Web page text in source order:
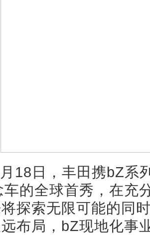
18日，丰田携bZ系
车的全球首秀，在充
探索无限可能的同
布局，bZ现地化事